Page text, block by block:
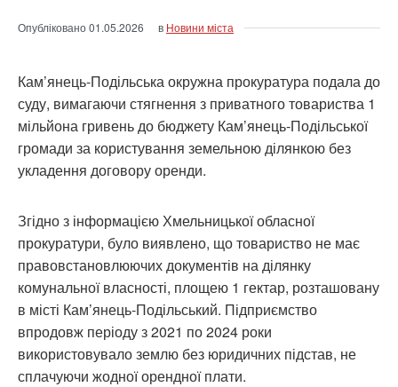
Опубліковано01.05.2026 в Новини міста
Кам’янець-Подільська окружна прокуратура подала до
суду, вимагаючи стягнення з приватного товариства 1
мільйона гривень до бюджету Кам’янець-Подільської
громади за користування земельною ділянкою без
укладення договору оренди.
Згідно з інформацією Хмельницької обласної
прокуратури, було виявлено, що товариство не має
правовстановлюючих документів на ділянку
комунальної власності, площею 1 гектар, розташовану
в місті Кам’янець-Подільський. Підприємство
впродовж періоду з 2021 по 2024 роки
використовувало землю без юридичних підстав, не
сплачуючи жодної орендної плати.